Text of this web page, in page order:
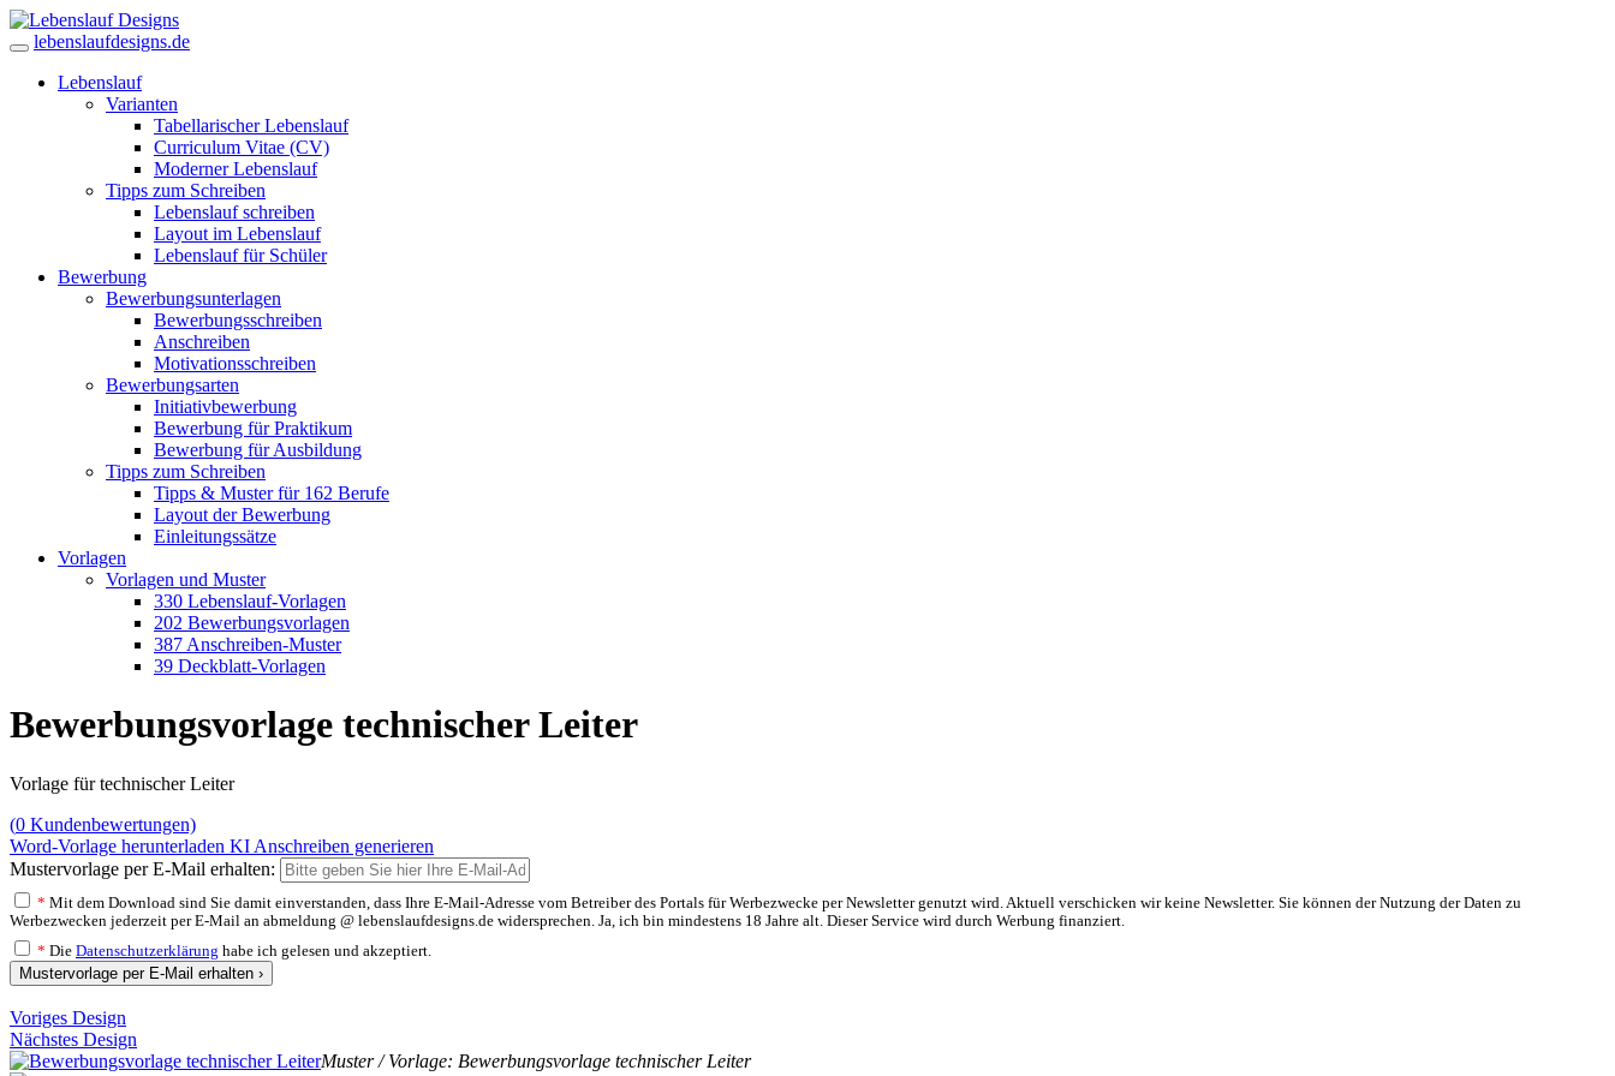
lebenslaufdesigns.de
Lebenslauf
Varianten
Tabellarischer Lebenslauf
Curriculum Vitae (CV)
Moderner Lebenslauf
Tipps zum Schreiben
Lebenslauf schreiben
Layout im Lebenslauf
Lebenslauf für Schüler
Bewerbung
Bewerbungsunterlagen
Bewerbungsschreiben
Anschreiben
Motivationsschreiben
Bewerbungsarten
Initiativbewerbung
Bewerbung für Praktikum
Bewerbung für Ausbildung
Tipps zum Schreiben
Tipps & Muster für 162 Berufe
Layout der Bewerbung
Einleitungssätze
Vorlagen
Vorlagen und Muster
330 Lebenslauf-Vorlagen
202 Bewerbungsvorlagen
387 Anschreiben-Muster
39 Deckblatt-Vorlagen
Bewerbungsvorlage technischer Leiter
Vorlage für technischer Leiter
(0 Kundenbewertungen)
Word-Vorlage herunterladen KI Anschreiben generieren
Mustervorlage per E-Mail erhalten:
* Mit dem Download sind Sie damit einverstanden, dass Ihre E-Mail-Adresse vom Betreiber des Portals für Werbezwecke per Newsletter genutzt wird. Aktuell verschicken wir keine Newsletter. Sie können der Nutzung der Daten zu
Werbezwecken jederzeit per E-Mail an abmeldung @ lebenslaufdesigns.de widersprechen. Ja, ich bin mindestens 18 Jahre alt. Dieser Service wird durch Werbung finanziert.
* Die Datenschutzerklärung habe ich gelesen und akzeptiert.
Mustervorlage per E-Mail erhalten ›
Voriges Design
Nächstes Design
Muster / Vorlage: Bewerbungsvorlage technischer Leiter